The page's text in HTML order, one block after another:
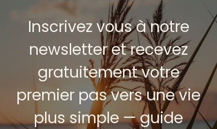
Inscrivez vous à notre
newsletter et recevez
gratuitement votre
premier pas vers une vie
plus simple — guide